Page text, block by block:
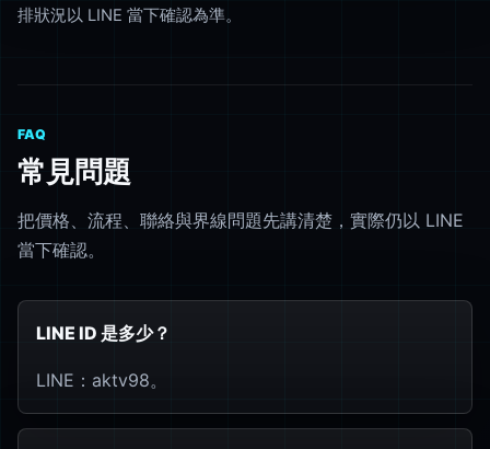
排狀況以 LINE 當下確認為準。
FAQ
常見問題
把價格、流程、聯絡與界線問題先講清楚，實際仍以 LINE
當下確認。
LINE ID 是多少？
LINE：aktv98。